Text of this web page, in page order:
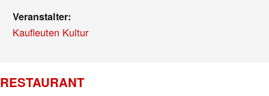
Veranstalter:
Kaufleuten Kultur
RESTAURANT